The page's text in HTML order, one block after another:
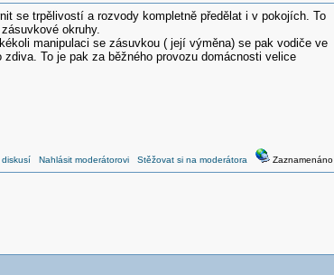
se trpělivostí a rozvody kompletně předělat i v pokojích. To
okruhy.
manipulaci se zásuvkou ( její výměna) se pak vodiče ve
To je pak za běžného provozu domácnosti velice
diskusí Nahlásit moderátorovi Stěžovat si na moderátora Zaznamenáno